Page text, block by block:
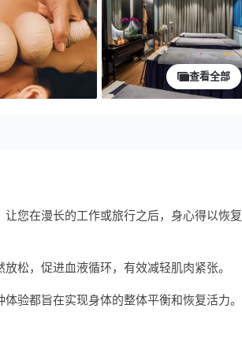
查看全部
您在漫长的工作或旅行之后，身心得以恢复
松，促进血液循环，有效减轻肌肉紧张。
验都旨在实现身体的整体平衡和恢复活力。